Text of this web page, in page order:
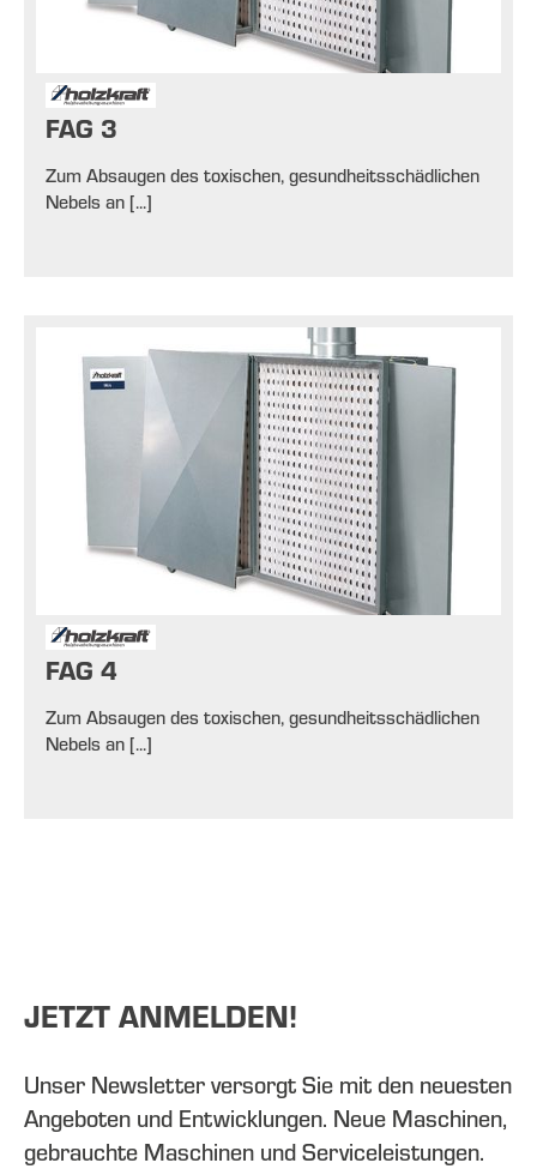
FAG 3
Zum Absaugen des toxischen, gesundheitsschädlichen
Nebels an [...]
FAG 4
Zum Absaugen des toxischen, gesundheitsschädlichen
Nebels an [...]
JETZT ANMELDEN!
Unser Newsletter versorgt Sie mit den neuesten
Angeboten und Entwicklungen. Neue Maschinen,
gebrauchte Maschinen und Serviceleistungen.